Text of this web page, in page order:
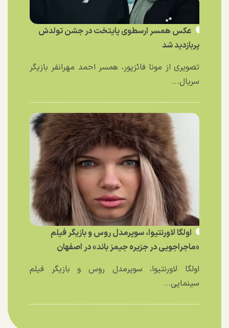
عکس همسر ارسطوی پایتخت در جشن تولدش
پربازدید شد
تصویری از مونا فائزپور، همسر احمد مهرانفر بازیگر
سریال...
اولگا لاورنتیوا، سوپرمدل روس و بازیگر فیلم
«ماجراجویی در جزیره جیمز باند» در اصفهان
اولگا لاورنتیوا، سوپرمدل روس و بازیگر فیلم
سینمایی...